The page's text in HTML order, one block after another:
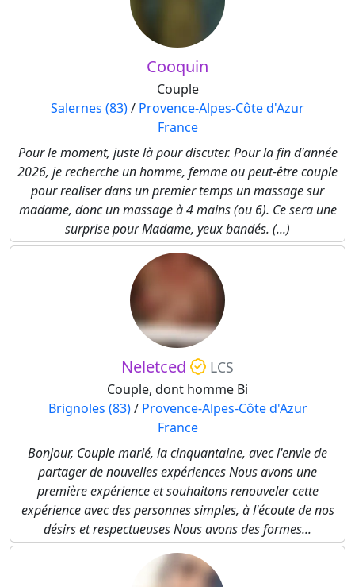
Cooquin
Couple
Salernes (83)/ Provence-Alpes-Côte d'Azur
France
Pour le moment, juste là pour discuter. Pour la fin d'année
2026, je recherche un homme, femme ou peut-être couple
pour realiser dans un premier temps un massage sur
madame, donc un massage à 4 mains (ou 6). Ce sera une
surprise pour Madame, yeux bandés. (...)
Neletced LCS
Couple, dont homme Bi
Brignoles (83)/ Provence-Alpes-Côte d'Azur
France
Bonjour, Couple marié, la cinquantaine, avec l'envie de
partager de nouvelles expériences Nous avons une
première expérience et souhaitons renouveler cette
expérience avec des personnes simples, à l'écoute de nos
désirs et respectueuses Nous avons des formes...